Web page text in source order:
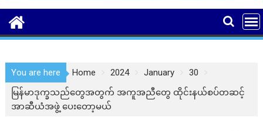
You are here Home 2024 January
30
မြန်မာဒုက္ခသည်တွေအတွက် အကူအညီတွေ ထိုင်းနယ်စပ်တဆင့်
အာဆီယံအဖွဲ့ ပေးတော့မယ်